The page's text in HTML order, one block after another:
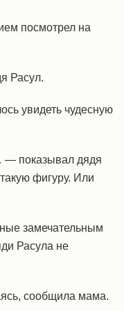
посмотрел на
Расул.
увидеть чудесную
— показывал дядя
фигуру. Или
замечательным
Расула не
сообщила мама.